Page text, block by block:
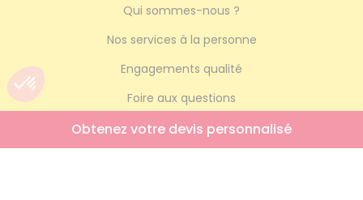
Qui sommes-nous ?
Nos services à la personne
Engagements qualité
Foire aux questions
Simulateur AICI
Obtenez votre devis personnalisé